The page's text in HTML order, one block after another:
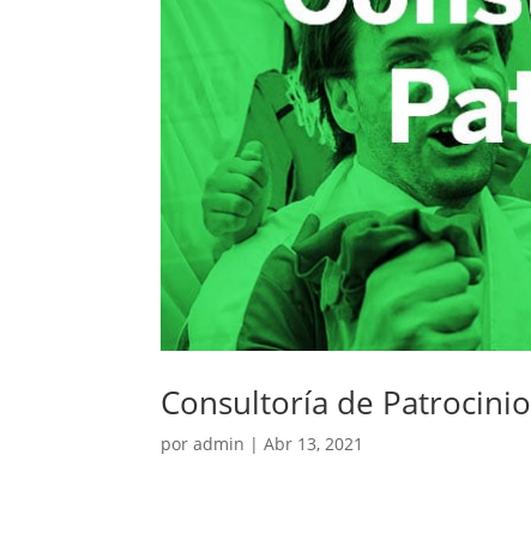
Consultoría de Patrocinio
poradmin |Abr 13, 2021